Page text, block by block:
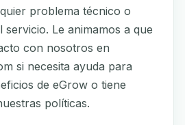
problema técnico o
Le animamos a que
con nosotros en
si necesita ayuda para
de eGrow o tiene
políticas.